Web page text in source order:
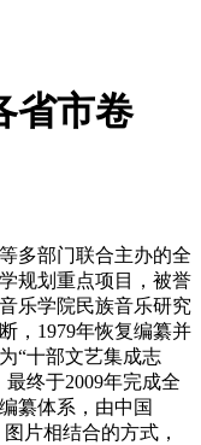
省市卷
多部门联合主办的全
规划重点项目，被誉
乐学院民族音乐研究
，1979年恢复编纂并
“十部文艺集成志
终于2009年完成全
纂体系，由中国
片相结合的方式，